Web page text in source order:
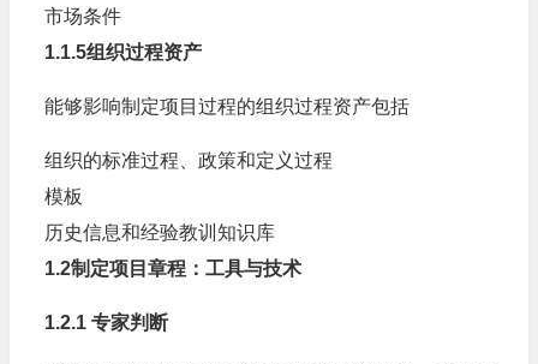
市场条件
1.1.5组织过程资产
能够影响制定项目过程的组织过程资产包括
组织的标准过程、政策和定义过程
模板
历史信息和经验教训知识库
1.2制定项目章程：工具与技术
1.2.1 专家判断